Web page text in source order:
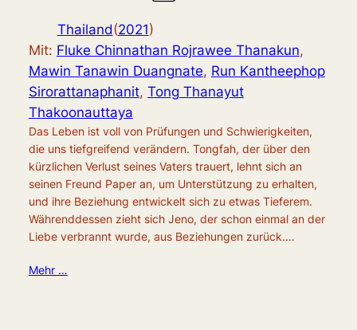
Thailand(2021)
Mit: Fluke Chinnathan Rojrawee Thanakun,
Mawin Tanawin Duangnate, Run Kantheephop
Sirorattanaphanit, Tong Thanayut
Thakoonauttaya
Das Leben ist voll von Prüfungen und Schwierigkeiten,
die uns tiefgreifend verändern. Tongfah, der über den
kürzlichen Verlust seines Vaters trauert, lehnt sich an
seinen Freund Paper an, um Unterstützung zu erhalten,
und ihre Beziehung entwickelt sich zu etwas Tieferem.
Währenddessen zieht sich Jeno, der schon einmal an der
Liebe verbrannt wurde, aus Beziehungen zurück.…
Mehr …